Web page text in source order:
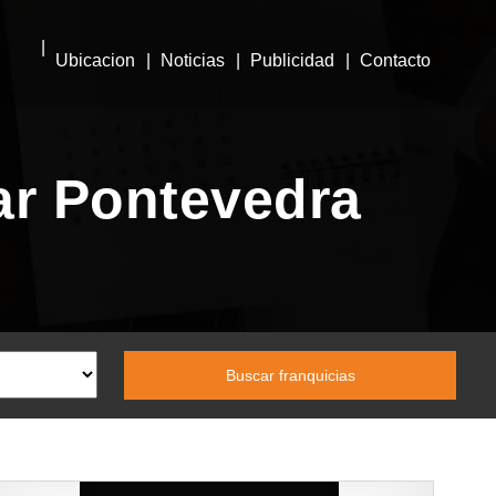
Ubicacion Noticias Publicidad Contacto
Pontevedra